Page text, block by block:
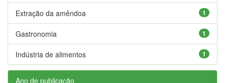
1
Extração da amêndoa
1
Gastronomia
1
Indústria de alimentos
Ano de publicação